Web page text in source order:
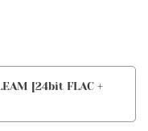
[24bit FLAC +